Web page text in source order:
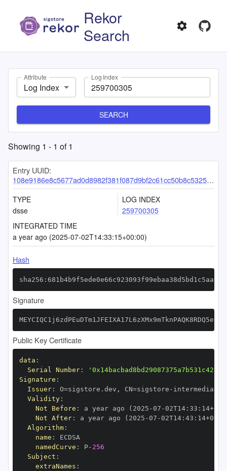
Rekor
Search
Attribute
Log Index
Log Index
SEARCH
Showing 1 - 1 of1
Entry UUID:
108e9186e8c5677ad0d8982f381f087d9bf2c61cc50b8c53250ed8092602323c37ee95b337dab696
TYPE
dsse
LOG INDEX
259700305
INTEGRATED TIME
a year ago (2025-07-02T14:33:15+00:00)
Hash
Signature
Public Key Certificate
data :
Serial Number:
Signature :
Issuer: O=sigstore.dev , CN=sigstore -
Validity:
Not Before : a year ago (2025 -07 -02T14: 33 : 14+00
Not After: a year ago (2025 -07 -02T14: 43 : 14+00
Algorithm:
name :
namedCurve : P- 256
Subject :
extraNames :